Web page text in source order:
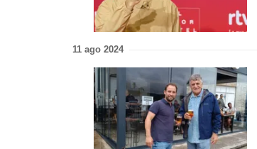
11 ago 2024